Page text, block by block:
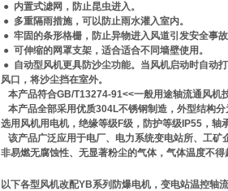
● 内置式滤网，防止昆虫进入。
● 多重隔雨措施，可以防止雨水灌入室内。
● 牢固的条形格栅，防止异物进入风道引发安全事故
● 可伸缩的网罩支架，适合适合不同墙壁使用 。
● 自动型风机更具防沙尘功能。当风机启动时自动
风口，将沙尘挡在室外。
本产品符合GB/T13274-91<<一般用途轴流通风机
本产品全部采用优质304L不锈钢制造，外型结构
选用风机用电机， 绝缘等级F级，防护等级IP55 ， 轴
该产品广泛应用于电厂、电力系统变电站所、工
非易燃无腐蚀性、无显著粉尘的气体，气体温度不得
以下各型风机改配YB系列防爆电机， 变电站温控轴